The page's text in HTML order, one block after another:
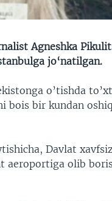
Agneshka
jo‘natilgan.
o’tishda
bois bir kundan
Davlat
aeroportiga olib